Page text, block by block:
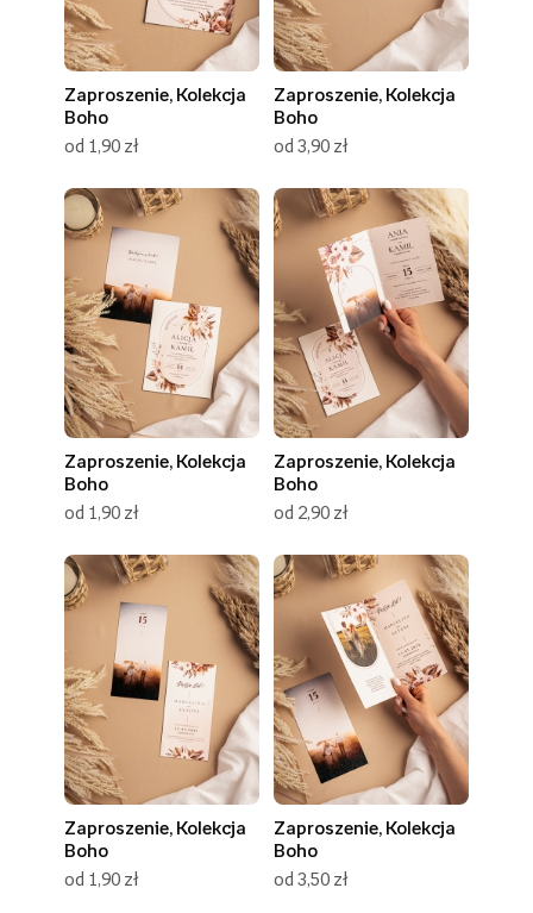
Zaproszenie, Kolekcja
Boho
od 1,90 zł
Zaproszenie, Kolekcja
Boho
od 3,90 zł
Zaproszenie, Kolekcja
Boho
od 1,90 zł
Zaproszenie, Kolekcja
Boho
od 2,90 zł
Zaproszenie, Kolekcja
Boho
od 1,90 zł
Zaproszenie, Kolekcja
Boho
od 3,50 zł